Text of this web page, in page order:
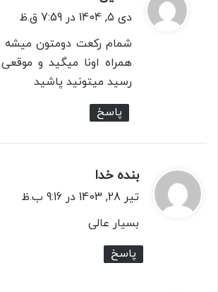
ف
ت
:
دی 5, 1404 در 7:59 ق.ظ
شمام رکعت دومتون
همراه اونا میگید و
رسید میتونید پاشید
پاسخ
بنده خدا
ف
:
تیر 28, 1403 در 9:16 ب.ظ
بسیار عالی
پاسخ